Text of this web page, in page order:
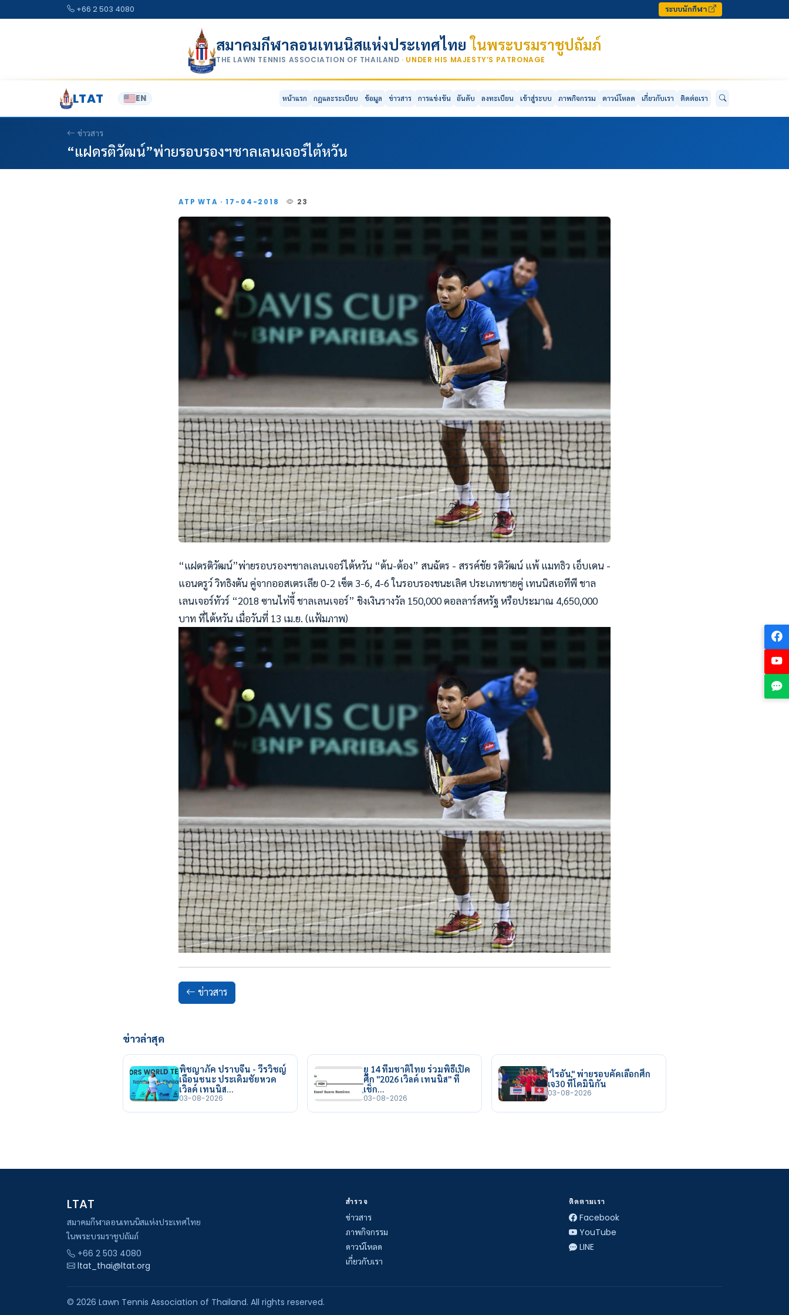
+66 2 503 4080 ระบบนักกีฬา
สมาคมกีฬาลอนเทนนิสแห่งประเทศไทยในพระบรมราชูปถัมภ์
THE LAWN TENNIS ASSOCIATION OF THAILAND · UNDER HIS MAJESTY’S PATRONAGE
LTAT EN หน้าแรก กฎและระเบียบ ข้อมูล ข่าวสาร การแข่งขัน อันดับ ลงทะเบียน เข้าสู่ระบบ ภาพกิจกรรม ดาวน์โหลด เกี่ยวกับเรา ติดต่อเรา
ข่าวสาร
“แฝดรติวัฒน์”พ่ายรอบรองฯชาลเลนเจอร์ไต้หวัน
ATP WTA · 17-04-2018 23
“แฝดรติวัฒน์”พ่ายรอบรองฯชาลเลนเจอร์ไต้หวัน “ต้น-ต้อง” สนฉัตร - สรรค์ชัย รติวัฒน์ แพ้ แมทธิว เอ็บเดน -
แอนดรูว์ วิทธิงตัน คู่จากออสเตรเลีย 0-2 เซ็ต 3-6, 4-6 ในรอบรองชนะเลิศ ประเภทชายคู่ เทนนิสเอทีพี ชาล
เลนเจอร์ทัวร์ “2018 ซานไท่จี้ ชาลเลนเจอร์” ชิงเงินรางวัล 150,000 ดอลลาร์สหรัฐ หรือประมาณ 4,650,000
บาท ที่ไต้หวัน เมื่อวันที่ 13 เม.ย. (แฟ้มภาพ)
ข่าวสาร
ข่าวล่าสุด
พิชญาภัค ปราบจีน - วีรวิชญ์
เฉือนชนะ ประเดิมชัยหวด
เวิลด์ เทนนิส…
03-08-2026
ยู 14 ทีมชาติไทย ร่วมพิธีเปิด
ศึก "2026 เวิลด์ เทนนิส" ที่
เช็ก…
03-08-2026
"ไรอัน" พ่ายรอบคัดเลือกศึก
เจ30 ที่โดมินิกัน
03-08-2026
LTAT
สมาคมกีฬาลอนเทนนิสแห่งประเทศไทย
ในพระบรมราชูปถัมภ์
+66 2 503 4080
ltat_thai@ltat.org
สำรวจ
ข่าวสาร
ภาพกิจกรรม
ดาวน์โหลด
เกี่ยวกับเรา
ติดตามเรา
Facebook
YouTube
LINE
© 2026 Lawn Tennis Association of Thailand. All rights reserved.